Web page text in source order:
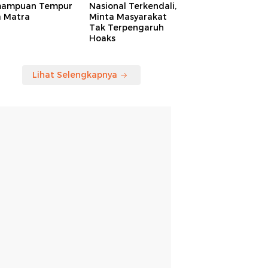
Tempur
Matra
Nasional Terkendali,
Minta Masyarakat
Tak Terpengaruh
Hoaks
Lihat Selengkapnya